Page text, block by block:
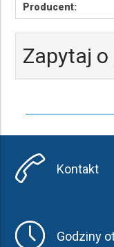
Producent:
Zapytaj
Kontakt
Godziny